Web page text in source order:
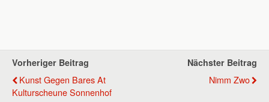
Vorheriger Beitrag
Kunst Gegen Bares At
Kulturscheune Sonnenhof
Nächster Beitrag
Nimm Zwo